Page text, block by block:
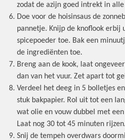
zodat de azijn goed intrekt in alle
Doe voor de hoisinsaus de
pannetje. Knijp de knoflook erbij
spicepoeder toe. Bak een
de ingrediënten toe.
Breng aan de kook, laat
dan van het vuur. Zet apart tot
Verdeel het deeg in 5 bolletjes
stuk bakpapier. Rol uit tot een
wat olie en vouw dubbel met
Laat nog 30 tot 45 minuten rijzen.
Snij de tempeh overdwars